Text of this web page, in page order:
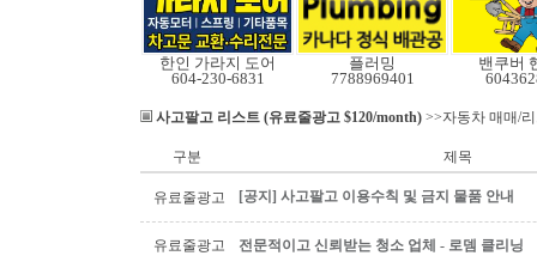
한인 가라지 도어
604-230-6831
플러밍
7788969401
밴쿠버
사고팔고 리스트 (유료줄광고 $120/month) >>자동차 매매/
구분 제목
유료줄광고 [공지] 사고팔고 이용수칙 및 금지 물품 안내
유료줄광고 전문적이고 신뢰받는 청소 업체 - 로뎀 클리닝